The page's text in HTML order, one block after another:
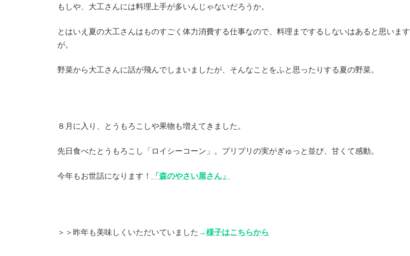
もしや、大工さんには料理上手が多いんじゃないだろうか。
とはいえ夏の大工さんはものすごく体力消費する仕事なので、料理までするしないはあると思います
が。
野菜から大工さんに話が飛んでしまいましたが、そんなことをふと思ったりする夏の野菜。
８月に入り、とうもろこしや果物も増えてきました。
先日食べたとうもろこし「ロイシーコーン」。プリプリの実がぎゅっと並び、甘くて感動。
今年もお世話になります！ 「森のやさい屋さん」
＞＞昨年も美味しくいただいていました →様子はこちらから